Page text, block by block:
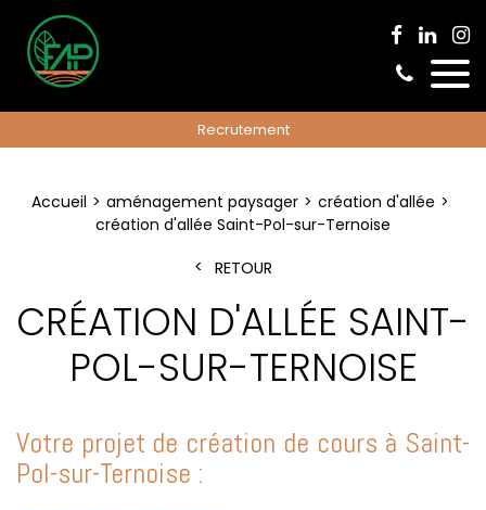
Recrutement
Accueil aménagement paysager
création d'allée
création d'allée Saint-Pol-sur-Ternoise
RETOUR
CRÉATION D'ALLÉE SAINT-
POL-SUR-TERNOISE
Votre projet de création de cours à Saint-
Pol-sur-Ternoise :